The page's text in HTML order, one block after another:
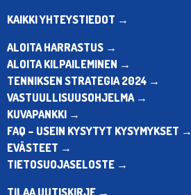
KAIKKI YHTEYSTIEDOT →
ALOITA HARRASTUS →
ALOITA KILPAILEMINEN →
TENNIKSEN STRATEGIA 2024 →
VASTUULLISUUSOHJELMA →
KUVAPANKKI →
FAQ – USEIN KYSYTYT KYSYMYKSET →
EVÄSTEET →
TIETOSUOJASELOSTE →